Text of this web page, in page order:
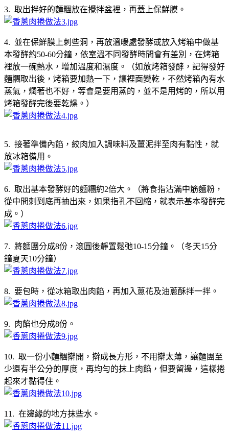
3. 取出拌好的麵糰放在攪拌盆裡，再蓋上保鮮膜。
4. 並在保鮮膜上刺些洞，再放溫暖處發酵或放入烤箱中做基
本發酵約50-60分鐘，依室溫不同發酵時間會有差別，在烤箱
裡放一碗熱水，增加溫度和濕度。（如放烤箱發酵，記得發好
麵糰取出後，烤箱要加熱一下，讓裡面變乾，不然烤箱內有水
蒸氣，燜著也不好，等會是要用蒸的，並不是用烤的，所以用
烤箱發酵完後要乾燥。）
5. 接著準備內餡，絞肉加入調味料及薑泥拌至肉有黏性，就
放冰箱備用。
6. 取出基本發酵好的麵糰約2倍大。（將食指沾滿中筋麵粉，
從中間刺到底再抽出來，如果指孔不回縮，就表示基本發酵完
成。）
7. 將麵團分成8份，滾圓後靜置鬆弛10-15分鐘。（冬天15分
鐘夏天10分鐘）
8. 要包時，從冰箱取出肉餡，再加入蔥花及油蔥酥拌一拌。
9. 肉餡也分成8份。
10. 取一份小麵糰擀開，擀成長方形，不用擀太薄，讓麵團至
少還有半公分的厚度，再均勻的抹上肉餡，但要留邊，這樣捲
起來才黏得住。
11. 在邊緣的地方抹些水。